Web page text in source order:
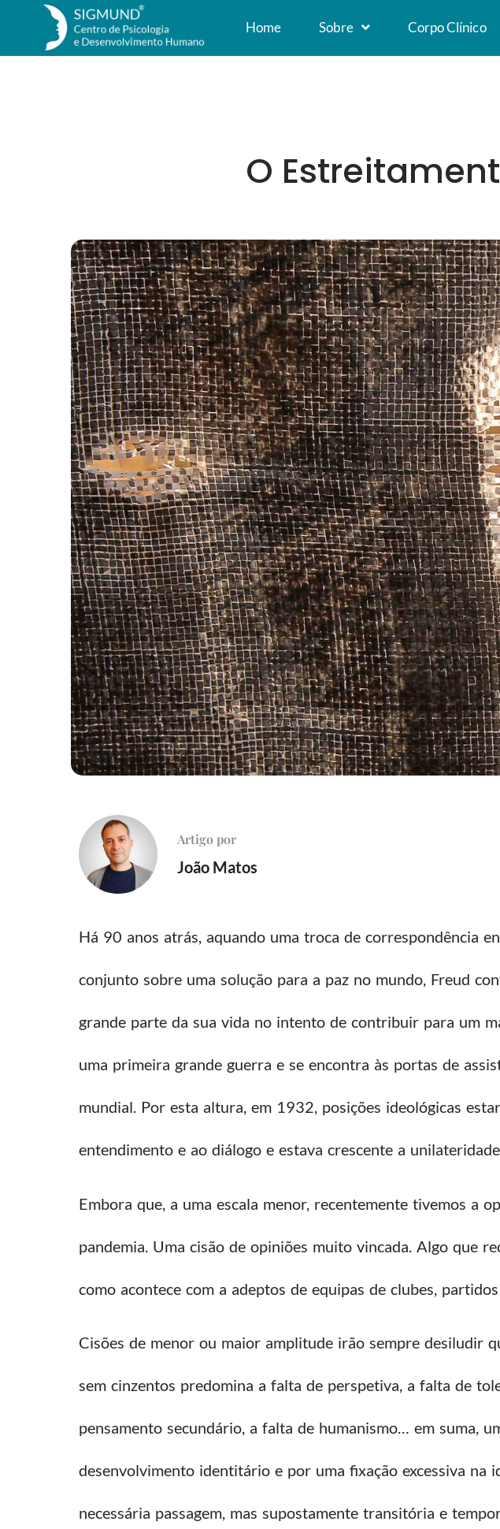
Home Sobre Corpo Clínico
O
Artigo por
João Matos
Há 90 anos atrás, aquando uma troca de correspondência
conjunto sobre uma solução para a paz no mundo, Freud
grande parte da sua vida no intento de contribuir para um
uma primeira grande guerra e se encontra às portas de
mundial. Por esta altura, em 1932, posições ideológicas
entendimento e ao diálogo e estava crescente a
Embora que, a uma escala menor, recentemente tivemos a
pandemia. Uma cisão de opiniões muito vincada. Algo que
como acontece com a adeptos de equipas de clubes,
Cisões de menor ou maior amplitude irão sempre desiludir
sem cinzentos predomina a falta de perspetiva, a falta de
pensamento secundário, a falta de humanismo… em suma,
desenvolvimento identitário e por uma fixação excessiva na
necessária passagem, mas supostamente transitória e